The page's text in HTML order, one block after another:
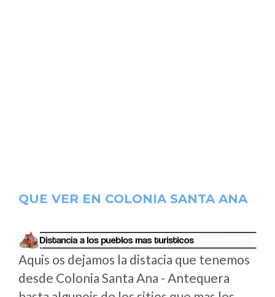
QUE VER EN COLONIA SANTA ANA
Aquis os dejamos la distacia que tenemos
desde Colonia Santa Ana - Antequera